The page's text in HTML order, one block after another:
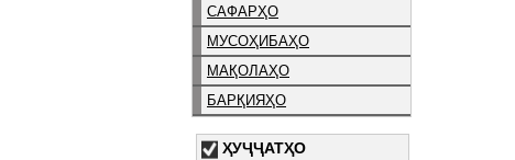
САФАРҲО
МУСОҲИБАҲО
МАҚОЛАҲО
БАРҚИЯҲО
ҲУҶҶАТҲО